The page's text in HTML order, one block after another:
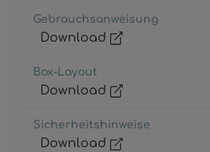
Gebrauchsanweisung
Download
Box-Layout
Download
Sicherheitshinweise
Download